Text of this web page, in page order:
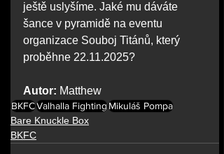
ještě uslyšíme. Jaké mu dáváte
šance v pyramidě na eventu
organizace Souboj Titánů, který
proběhne 22.11.2025?
Autor: Matthew
BKFCValhalla FightingMikuláš Pompa
Bare Knuckle Box
BKFC